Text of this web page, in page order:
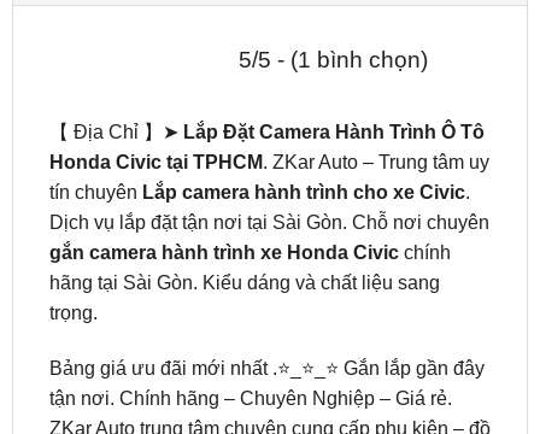
5/5 - (1 bình chọn)
【 Địa Chỉ 】➤ Lắp Đặt Camera Hành Trình Ô Tô
Honda Civic tại TPHCM. ZKar Auto – Trung tâm uy
tín chuyênLắp camera hành trình cho xe Civic
Dịch vụ lắp đặt tận nơi tại Sài Gòn. Chỗ nơi chuyên
hãng tại Sài Gòn. Kiểu dáng và chất liệu sang
trọng.